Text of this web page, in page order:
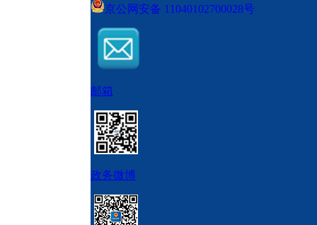
京公网安备 11040102700028号
邮箱
政务微博